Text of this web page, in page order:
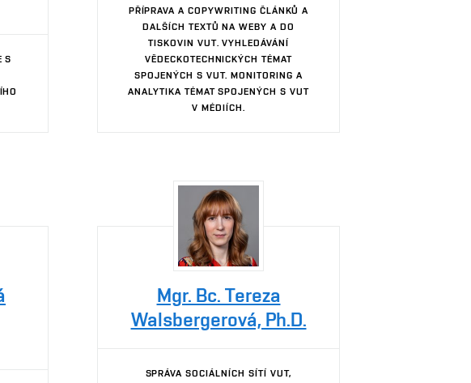
S
PŘÍPRAVA A COPYWRITING ČLÁNKŮ A
DALŠÍCH TEXTŮ NA WEBY A DO
TISKOVIN VUT. VYHLEDÁVÁNÍ
VĚDECKOTECHNICKÝCH TÉMAT
SPOJENÝCH S VUT. MONITORING A
ANALYTIKA TÉMAT SPOJENÝCH S VUT
V MÉDIÍCH.
Mgr. Bc. Tereza
Walsbergerová, Ph.D.
SPRÁVA SOCIÁLNÍCH SÍTÍ VUT,